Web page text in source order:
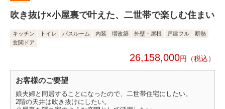
吹き抜け×小屋裏で叶えた、二世帯で楽しむ住まい
キッチン トイレ バスルーム 内装 増改築 外壁・屋根 戸建フル
断熱
玄関ドア
26,158,000円
お客様のご要望
娘夫婦と同居することになったので、二世帯住宅にしたい。
2階の天井は吹き抜けにしたい。